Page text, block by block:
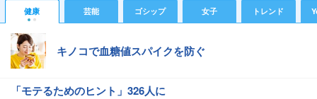
健康 芸能 ゴシップ 女子 トレンド
キノコで血糖値スパイクを防ぐ
「モテるためのヒント」326人に